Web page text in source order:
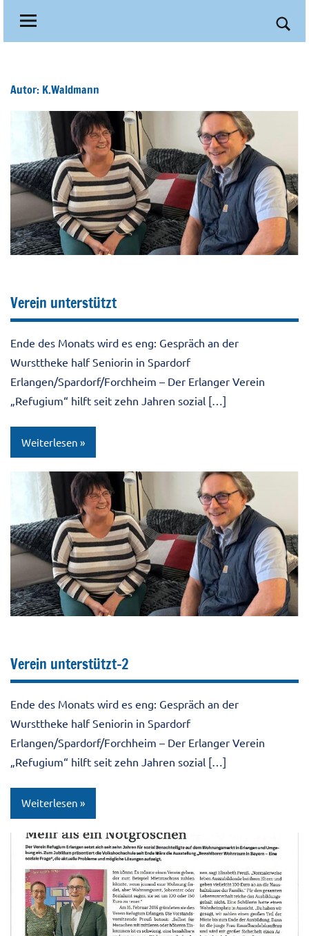
Inhalt
Refugium-
Erlangen
brauchen
Ihr
Autor: K.Waldmann
Verein unterstützt
Ende des Monats wird es eng: Gespräch an der
Wursttheke half Seniorin in Spardorf
Erlangen/Spardorf/Forchheim – Der Erlanger Verein
„Refugium“ hilft seit zehn Jahren sozial […]
Weiterlesen
Allgemein
Pressebeitrag
Verein unterstützt-2
Ende des Monats wird es eng: Gespräch an der
Wursttheke half Seniorin in Spardorf
Erlangen/Spardorf/Forchheim – Der Erlanger Verein
„Refugium“ hilft seit zehn Jahren sozial […]
Weiterlesen
Allgemein